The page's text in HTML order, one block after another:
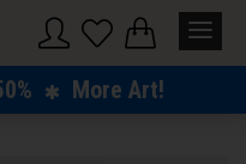
More Art!